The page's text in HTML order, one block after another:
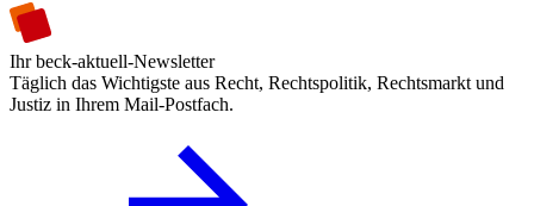
Ihr beck-aktuell-Newsletter
Täglich das Wichtigste aus Recht, Rechtspolitik, Rechtsmarkt und
Justiz in Ihrem Mail-Postfach.